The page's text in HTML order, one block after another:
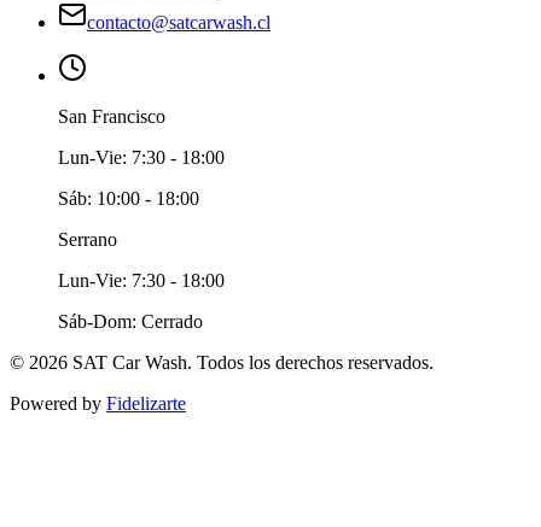
contacto@satcarwash.cl
San Francisco
Lun-Vie: 7:30 - 18:00
Sáb: 10:00 - 18:00
Serrano
Lun-Vie: 7:30 - 18:00
Sáb-Dom: Cerrado
© 2026 SAT Car Wash. Todos los derechos reservados.
Powered by Fidelizarte